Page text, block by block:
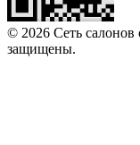
© 2026 Сеть
защищены.